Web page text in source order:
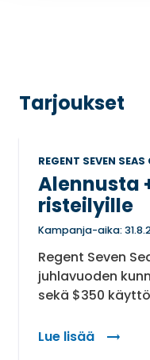
Tarjoukset
REGENT SEVEN SEAS
Alennusta
risteilyille
Kampanja-aika:
Regent Seven
juhlavuoden
sekä $350
Lue lisää
: Alennusta +